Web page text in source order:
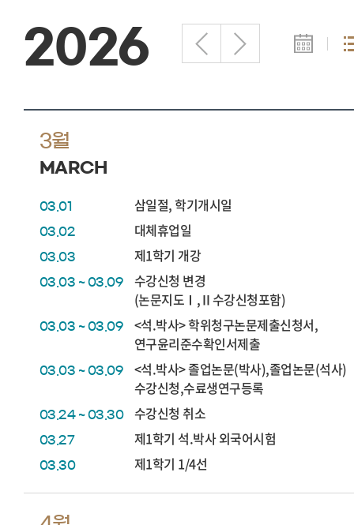
2026
3월
MARCH
03.01 삼일절, 학기개시일
03.02 대체휴업일
03.03 제1학기 개강
03.03 ~ 03.09
수강신청 변경
(논문지도Ⅰ,Ⅱ수강신청포함)
03.03 ~ 03.09
<석.박사> 학위청구논문제출신청서,
연구윤리준수확인서제출
03.03 ~ 03.09
<석.박사> 졸업논문(박사),졸업논문(석사)
수강신청,수료생연구등록
03.24 ~ 03.30 수강신청 취소
03.27 제1학기 석.박사 외국어시험
03.30 제1학기 1/4선